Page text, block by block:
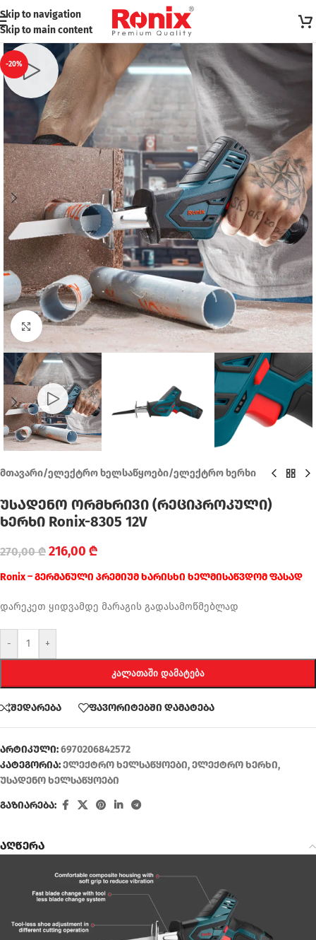
Skip to navigation
Skip to main content
-20%
Click to enlarge
მთავარი/ელექტრო ხელსაწყოები/ელექტრო ხერხი
უსადენო ორმხრივი (რეციპროკული)
ხერხი Ronix-8305 12V
270,00₾ 216,00 ₾
Ronix – გერმანული პრემიუმ ხარისხი ხელმისაწვდომ ფასად
დარეკეთ ყიდვამდე მარაგის გადასამოწმებლად
- +
ᲙᲐᲚᲐᲗᲐᲨᲘ ᲓᲐᲛᲐᲢᲔᲑᲐ
შედარება ფავორიტებში დამატება
არტიკული:6970206842572
კატეგორია:ელექტრო ხელსაწყოები,ელექტრო ხერხი,
უსადენო ხელსაწყოები
გაზიარება:
აღწერა